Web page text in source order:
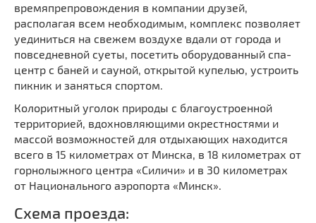
времяпрепровождения в компании друзей,
располагая всем необходимым, комплекс позволяет
уединиться на свежем воздухе вдали от города и
повседневной суеты, посетить оборудованный спа-
центр с баней и сауной, открытой купелью, устроить
пикник и заняться спортом.
Колоритный уголок природы с благоустроенной
территорией, вдохновляющими окрестностями и
массой возможностей для отдыхающих находится
всего в 15 километрах от Минска, в 18 километрах от
горнолыжного центра «Силичи» и в 30 километрах
от Национального аэропорта «Минск».
Схема проезда: